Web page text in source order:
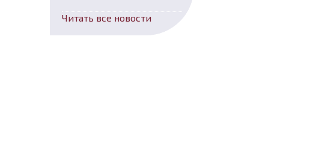
Читать все новости